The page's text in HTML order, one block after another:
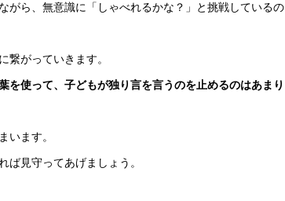
がら、無意識に「しゃべれるかな？」と挑戦しているの
繋がっていきます。
使って、子どもが独り言を言うのを止めるのはあまり
います。
見守ってあげましょう。